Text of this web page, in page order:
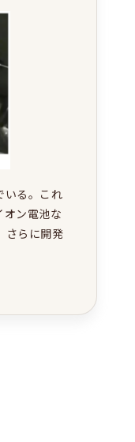
いる。これ
オン電池な
さらに開発